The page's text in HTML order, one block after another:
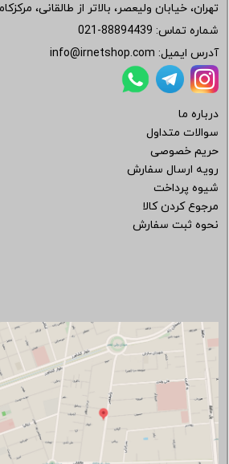
تهران، خیابان ولیعصر، بالاتر از طالقانی،
شماره تماس: 021-88894439
آدرس ایمیل: info@irnetshop.com
درباره ما
سوالات متداول
حریم خصوصی
رویه ارسال سفارش
شیوه پرداخت
مرجوع کردن کالا
نحوه ثبت سفارش